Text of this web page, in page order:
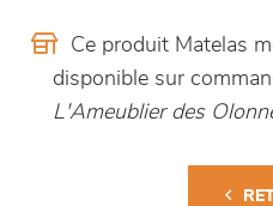
Ce produit Matelas
disponible sur
L'Ameublier des